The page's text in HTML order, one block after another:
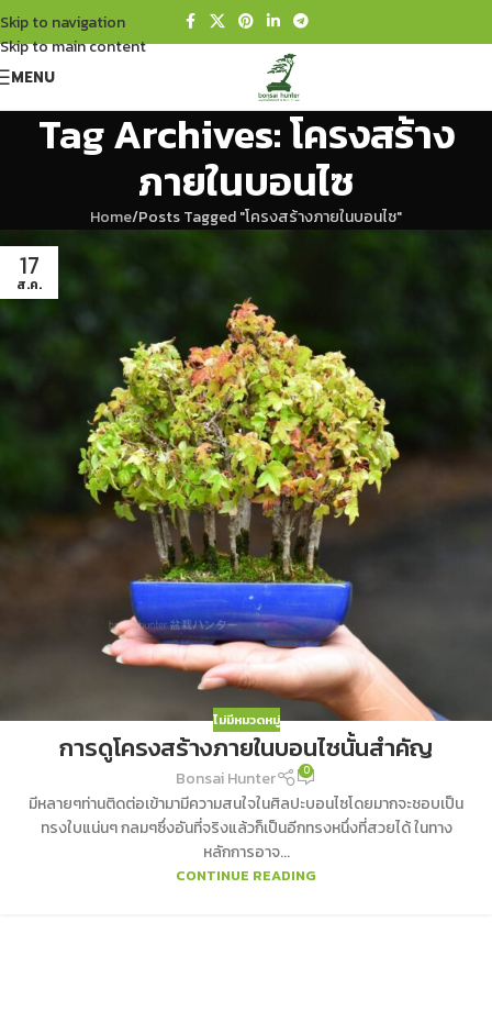
Skip to navigation
Skip to main content
MENU
Tag Archives: โครงสร้าง
ภายในบอนไซ
Home Posts Tagged "โครงสร้างภายในบอนไซ"
17
ส.ค.
ไม่มีหมวดหมู่
การดูโครงสร้างภายในบอนไซนั้นสำคัญ
Bonsai Hunter 0
มีหลายๆท่านติดต่อเข้ามามีความสนใจในศิลปะบอนไซโดยมากจะชอบเป็น
ทรงใบแน่นๆ กลมๆซึ่งอันที่จริงแล้วก็เป็นอีกทรงหนึ่งที่สวยได้ ในทาง
หลักการอาจ...
CONTINUE READING